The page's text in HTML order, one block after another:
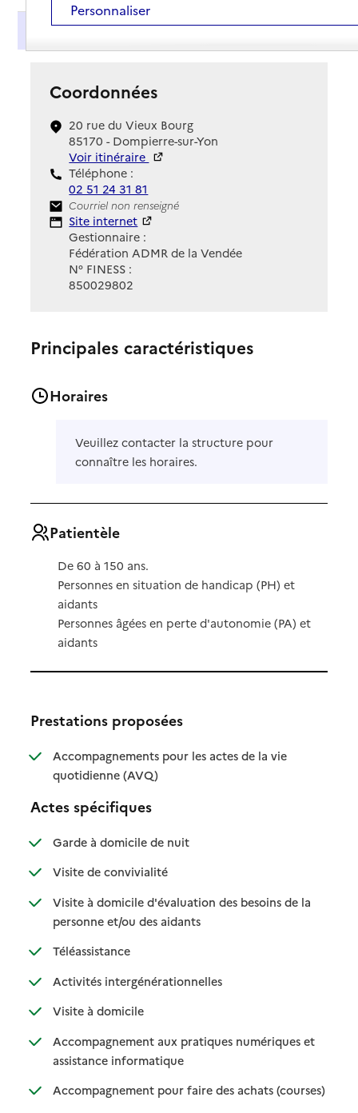
Présentation
Coordonnées
20 rue du Vieux Bourg
85170 - Dompierre-sur-Yon
Voir itinéraire
Téléphone :
02 51 24 31 81
Contact
Courriel non renseigné
Site Internet
Site internet
Gestionnaire :
Fédération ADMR de la Vendée
N° FINESS :
850029802
Principales caractéristiques
Horaires
Veuillez contacter la structure pour
connaître les horaires.
Patientèle
De 60 à 150 ans.
Personnes en situation de handicap (PH) et
aidants
Personnes âgées en perte d'autonomie (PA) et
aidants
Prestations proposées
Accompagnements pour les actes de la vie
quotidienne (AVQ): disponible
: non disponible
Actes spécifiques
Garde à domicile de nuit: disponible
: non disponible
Visite de convivialité: disponible
: non disponible
Visite à domicile d'évaluation des besoins de la
personne et/ou des aidants: disponible
: non disponible
Téléassistance: disponible
: non disponible
Activités intergénérationnelles: disponible
: non disponible
Visite à domicile: disponible
: non disponible
Accompagnement aux pratiques numériques et
assistance informatique: disponible
: non disponible
Accompagnement pour faire des achats (courses)
:
: non
Personnaliser